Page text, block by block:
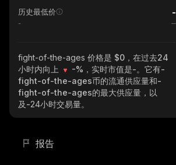
历史最低价 -
-
fight-of-the-ages 价格是 $0，在过去24
小时内向上
-% ，实时市值是-。它有-
fight-of-the-ages币的流通供应量和-
fight-of-the-ages的最大供应量，以
及-24小时交易量。
报告